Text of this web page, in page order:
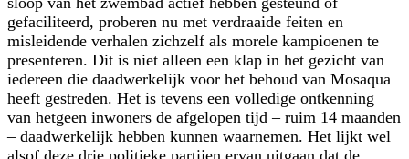
gefaciliteerd, proberen nu met verdraaide feiten en
misleidende verhalen zichzelf als morele kampioenen te
presenteren. Dit is niet alleen een klap in het gezicht van
iedereen die daadwerkelijk voor het behoud van Mosaqua
heeft gestreden. Het is tevens een volledige ontkenning
van hetgeen inwoners de afgelopen tijd – ruim 14 maanden
– daadwerkelijk hebben kunnen waarnemen. Het lijkt wel